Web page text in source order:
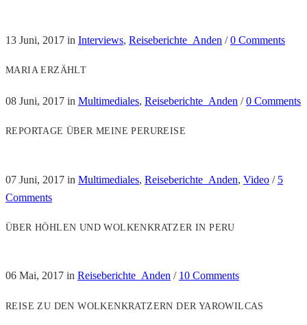
13 Juni, 2017 in Interviews, Reiseberichte_Anden /0 Comments
MARIA ERZÄHLT
08 Juni, 2017 in Multimediales, Reiseberichte_Anden /0 Comments
REPORTAGE ÜBER MEINE PERUREISE
07 Juni, 2017 in Multimediales, Reiseberichte_Anden, Video / 5
Comments
ÜBER HÖHLEN UND WOLKENKRATZER IN PERU
06 Mai, 2017 in Reiseberichte_Anden / 10 Comments
REISE ZU DEN WOLKENKRATZERN DER YAROWILCAS